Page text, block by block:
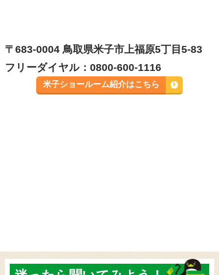
米子ショールーム紹介はこちら
無料見積相談